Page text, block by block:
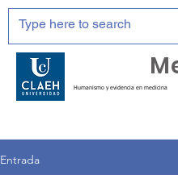
Humanismo y evidencia en medicina
Entrada